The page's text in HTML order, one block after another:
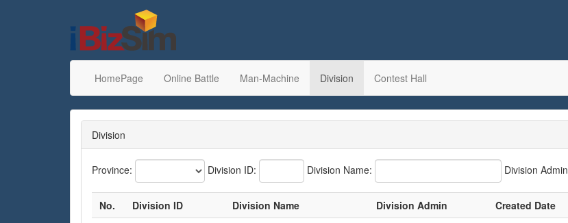
HomePage Online Battle Man-Machine Division Contest Hall
Division
Province: Division ID: Division Name: Division
No. Division ID Division Name Division Admin Created Date